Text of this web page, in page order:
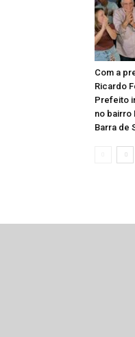
Com a
Ricardo
Prefeito
no bairro
Barra de